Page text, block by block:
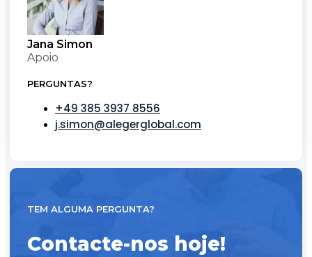
Jana Simon
Apoio
PERGUNTAS?
+49 385 3937 8556
j.simon@alegerglobal.com
TEM ALGUMA PERGUNTA?
Contacte-nos hoje!